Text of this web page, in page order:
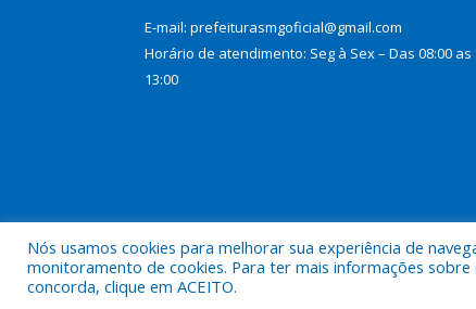
E-mail: prefeiturasmgoficial@gmail.com
Horário de atendimento: Seg à Sex – Das 08:00 as
13:00
Nós usamos cookies para melhorar sua experiência de
monitoramento de cookies. Para ter mais informações
concorda, clique em ACEITO.